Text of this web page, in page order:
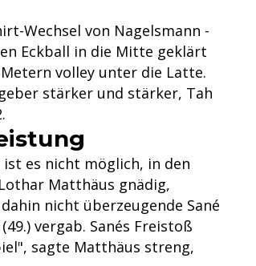
Wechsel von Nagelsmann -
Eckball in die Mitte geklärt
volley unter die Latte.
stärker und stärker, Tah
es nicht möglich, in den
Matthäus gnädig,
nicht überzeugende Sané
vergab. Sanés Freistoß
sagte Matthäus streng,